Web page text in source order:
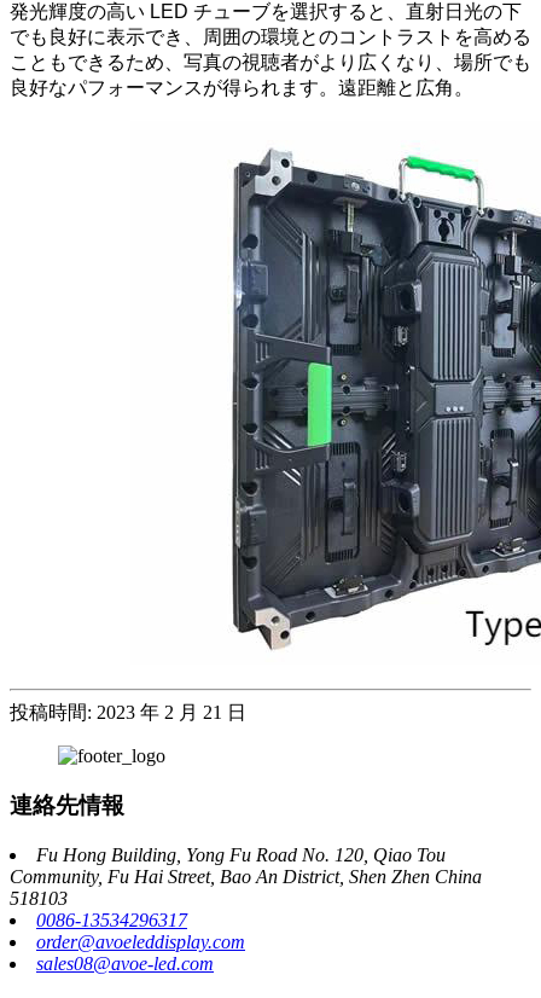
発光輝度の高い LED チューブを選択すると、直射日光の下
でも良好に表示でき、周囲の環境とのコントラストを高める
こともできるため、写真の視聴者がより広くなり、場所でも
良好なパフォーマンスが得られます。遠距離と広角。
投稿時間: 2023 年 2 月 21 日
連絡先情報
Fu Hong Building, Yong Fu Road No. 120, Qiao Tou
Community, Fu Hai Street, Bao An District, Shen Zhen China
518103
0086-13534296317
order@avoeleddisplay.com
sales08@avoe-led.com